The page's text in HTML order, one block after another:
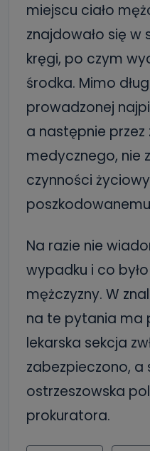
miejscu ciało
znajdowało się w
kręgi, po czym
środka. Mimo
prowadzonej
a następnie
medycznego, nie
czynności
Na razie nie
wypadku i co
mężczyzny. W
na te pytania
lekarska sekcja
zabezpieczono,
ostrzeszowska
prokuratora.